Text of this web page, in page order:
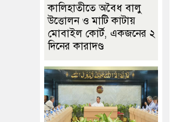
কালিহাতীতে অবৈধ বালু
উত্তোলন ও মাটি কাটায়
মোবাইল কোর্ট, একজনের ২
দিনের কারাদণ্ড